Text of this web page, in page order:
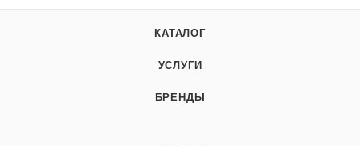
КАТАЛОГ
УСЛУГИ
БРЕНДЫ